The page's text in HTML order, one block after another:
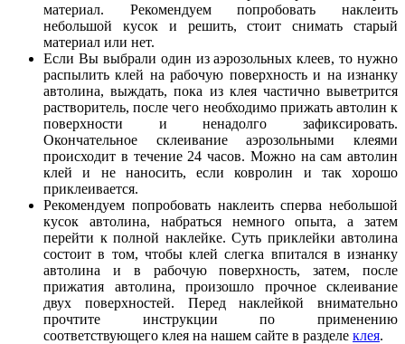
материал. Рекомендуем попробовать наклеить
небольшой кусок и решить, стоит снимать старый
материал или нет.
Если Вы выбрали один из аэрозольных клеев, то нужно
распылить клей на рабочую поверхность и на изнанку
автолина, выждать, пока из клея частично выветрится
растворитель, после чего необходимо прижать автолин к
поверхности и ненадолго зафиксировать.
Окончательное склеивание аэрозольными клеями
происходит в течение 24 часов. Можно на сам автолин
клей и не наносить, если ковролин и так хорошо
приклеивается.
Рекомендуем попробовать наклеить сперва небольшой
кусок автолина, набраться немного опыта, а затем
перейти к полной наклейке. Суть приклейки автолина
состоит в том, чтобы клей слегка впитался в изнанку
автолина и в рабочую поверхность, затем, после
прижатия автолина, произошло прочное склеивание
двух поверхностей. Перед наклейкой внимательно
прочтите инструкции по применению
соответствующего клея на нашем сайте в разделе клея.